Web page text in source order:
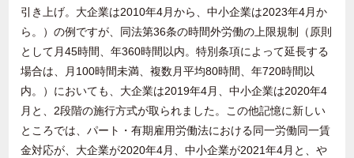
引き上げ。大企業は2010年4月から、中小企業は2023年4月か
ら。）の例ですが、同法第36条の時間外労働の上限規制（原則
として月45時間、年360時間以内。特別条項によって延長する
場合は、月100時間未満、複数月平均80時間、年720時間以
内。）においても、大企業は2019年4月、中小企業は2020年4
月と、2段階の施行方式が取られました。この他記憶に新しい
ところでは、パート・有期雇用労働法における同一労働同一賃
金対応が、大企業が2020年4月、中小企業が2021年4月と、や